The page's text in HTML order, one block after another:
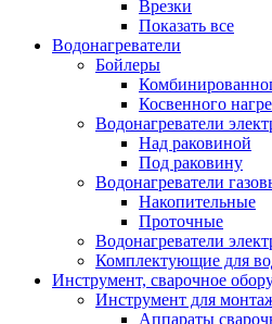
Врезки
Показать все
Водонагреватели
Бойлеры
Косвенного
Водонагреватели
Над раковиной
Под раковину
Водонагреватели
Накопительные
Проточные
Водонагреватели
Комплектующие для
Инструмент, сварочное
Инструмент для
Аппараты